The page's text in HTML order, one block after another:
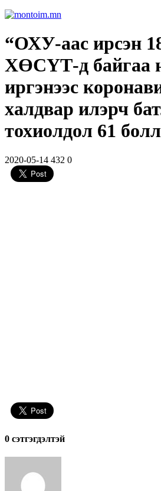
“ОХУ-аас ирсэн
ХӨСҮТ-д байгаа
иргэнээс
халдвар илэрч
тохиолдол 61
2020-05-14 432 0
0 cэтгэгдэлтэй